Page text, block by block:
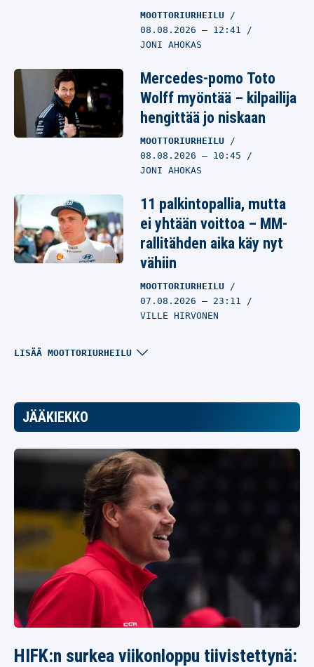
Rodrille –
keskikenttäpelaaja
JALKAPALLO
08.08.2026– 12:19
JONI AHOKAS
MOOTTORIURHEILU
08.08.2026 – 12:41
JONI AHOKAS
Mercedes-pomo Toto
Wolff myöntää – kilpailija
hengittää jo niskaan
MOOTTORIURHEILU
08.08.2026 – 10:45
JONI AHOKAS
11 palkintopallia, mutta
ei yhtään voittoa – MM-
rallitähden aika käy nyt
vähiin
MOOTTORIURHEILU
07.08.2026 – 23:11
VILLE HIRVONEN
Lewis Hamilton hylkäsi
yllättävän selityksen
MOOTTORIURHEILU
07.08.2026– 22:24
VILLE HIRVONEN
McLaren maksoi ison
hinnan F1-
mestaruuksista –
tallipomo teki nyt rajun
paljastuksen
MOOTTORIURHEILU
07.08.2026– 16:32
VILLE HIRVONEN
McLaren konttasi alussa
LISÄÄ MOOTTORIURHEILU
JÄÄKIEKKO
HIFK:n surkea viikonloppu tiivistettynä: